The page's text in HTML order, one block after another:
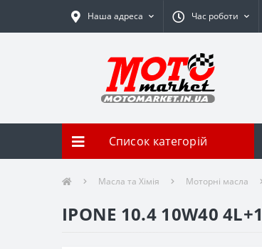
Наша адреса Час роботи
Список категорій
Масла та Хімія Моторні масла
IPONE 10.4 10W40